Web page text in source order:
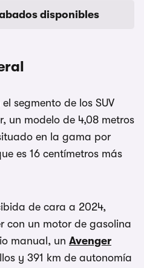
disponibles
segmento de los SUV
un modelo de 4,08 metros
en la gama por
es 16 centímetros más
de cara a 2024,
con un motor de gasolina
manual, un Avenger
y 391 km de autonomía